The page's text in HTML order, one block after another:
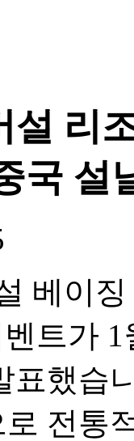
설 리
국 설
베이
트가
표했습
전통